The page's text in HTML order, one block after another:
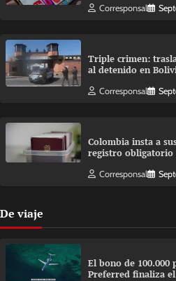
Corresponsal
Triple crimen:
al detenido en
Corresponsal
Colombia insta a
registro obligatorio
Corresponsal
De viaje
El bono de 100.000
Preferred finaliza